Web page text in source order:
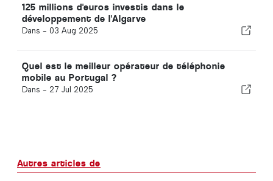
125 millions d'euros investis dans le
développement de l'Algarve
Dans - 03 Aug 2025
Quel est le meilleur opérateur de téléphonie
mobile au Portugal ?
Dans - 27 Jul 2025
Autres articles de